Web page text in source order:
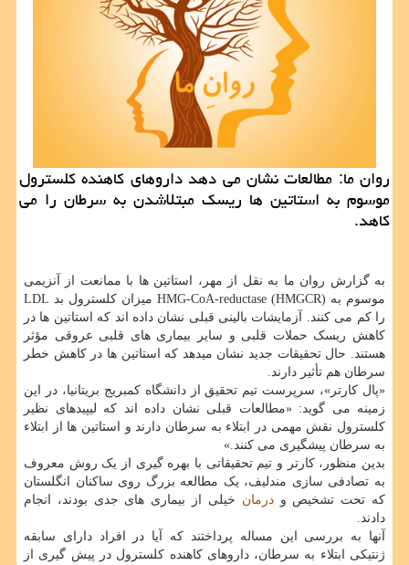
روان ما: مطالعات نشان می دهد داروهای كاهنده كلسترول
موسوم به استاتین ها ریسك مبتلاشدن به سرطان را می
كاهد.
به گزارش روان ما به نقل از مهر، استاتین ها با ممانعت از آنزیمی
موسوم به HMG-CoA-reductase (HMGCR) میزان کلسترول بد LDL
را کم می کنند. آزمایشات بالینی قبلی نشان داده اند که استاتین ها در
کاهش ریسک حملات قلبی و سایر بیماری های قلبی عروقی مؤثر
هستند. حال تحقیقات جدید نشان میدهد که استاتین ها در کاهش خطر
سرطان هم تأثیر دارند.
«پال کارتر»، سرپرست تیم تحقیق از دانشگاه کمبریج بریتانیا، در این
زمینه می گوید: «مطالعات قبلی نشان داده اند که لیپیدهای نظیر
کلسترول نقش مهمی در ابتلاء به سرطان دارند و استاتین ها از ابتلاء
به سرطان پیشگیری می کنند.»
بدین منظور، کارتر و تیم تحقیقاتی با بهره گیری از یک روش معروف
به تصادفی سازی مندلیف، یک مطالعه بزرگ روی ساکنان انگلستان
که تحت تشخیص ودرمان خیلی از بیماری های جدی بودند، انجام
دادند.
آنها به بررسی این مساله پرداختند که آیا در افراد دارای سابقه
ژنتیکی ابتلاء به سرطان، داروهای کاهنده کلسترول در پیش گیری از